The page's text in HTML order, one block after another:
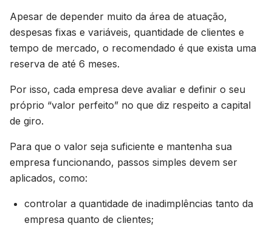
Apesar de depender muito da área de atuação,
despesas fixas e variáveis, quantidade de clientes e
tempo de mercado, o recomendado é que exista uma
reserva de até 6 meses.
Por isso, cada empresa deve avaliar e definir o seu
próprio “valor perfeito” no que diz respeito a capital
de giro.
Para que o valor seja suficiente e mantenha sua
empresa funcionando, passos simples devem ser
aplicados, como:
controlar a quantidade de inadimplências tanto da
empresa quanto de clientes;